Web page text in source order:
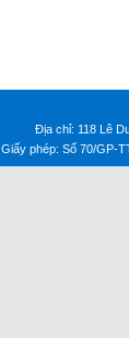
Địa chỉ: 118 Lê
Giấy phép: Số 70/GP-